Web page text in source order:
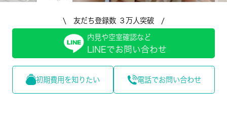
\ 友だち登録数 ３万人突破 /
内見や空室確認など
LINEでお問い合わせ
初期費用を知りたい 電話でお問い合わせ